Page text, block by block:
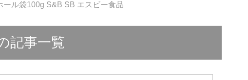
ール袋100g S&B SB エスビー食品
記事一覧